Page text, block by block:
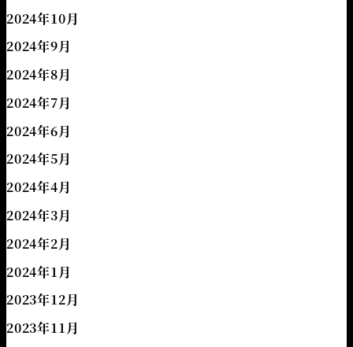
2024年10月
2024年9月
2024年8月
2024年7月
2024年6月
2024年5月
2024年4月
2024年3月
2024年2月
2024年1月
2023年12月
2023年11月